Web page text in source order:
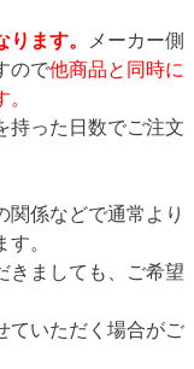
ます。
メーカー側
ので他商品と同時に
持った日数でご注文
関係などで通常より
。
きましても、ご希望
ていただく場合がご